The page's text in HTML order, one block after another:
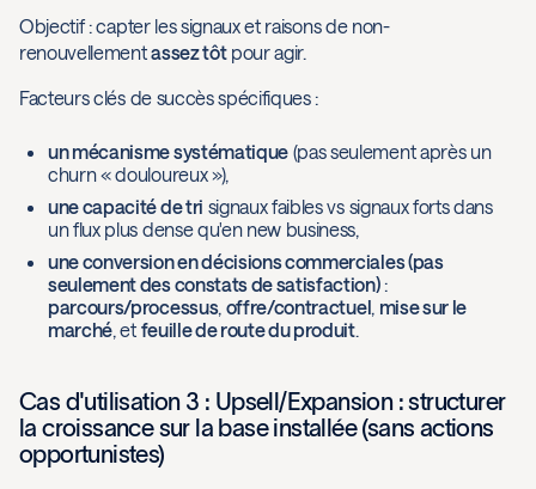
Objectif : capter les signaux et raisons de non-
renouvellementassez tôtpour agir.
Facteurs clés de succès spécifiques :
un mécanisme systématique (pas seulement après un
churn « douloureux »),
une capacité de tri signaux faibles vs signaux forts dans
un flux plus dense qu'en new business,
une conversion en décisions commerciales (pas
seulement des constats de satisfaction):
parcours/processus, offre/contractuel, mise sur le
marché, et feuille de route du produit.
Cas d'utilisation 3 : Upsell/Expansion : structurer
la croissance sur la base installée (sans actions
opportunistes)